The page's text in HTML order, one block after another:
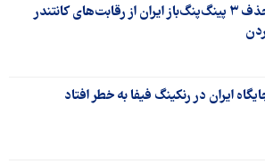
حذف ۳ پینگ‌پنگ‌باز ایران از رقابت‌های کانتندر
ایران در رنکینگ فیفا به خطر افتاد